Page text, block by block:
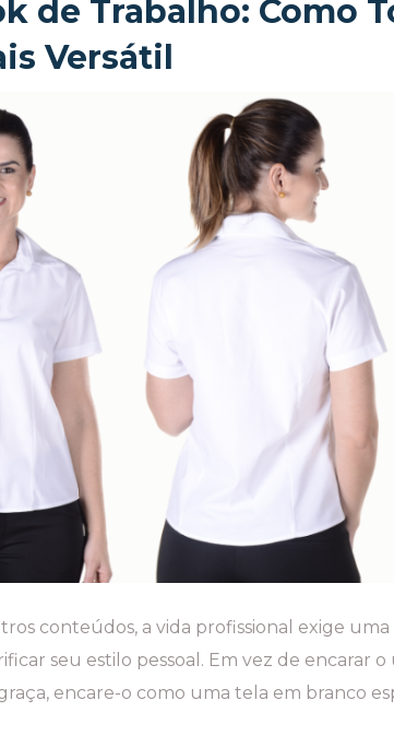
de Trabalho: Como
Versátil
conteúdos, a vida profissional exige uma
seu estilo pessoal. Em vez de encarar
encare-o como uma tela em branco